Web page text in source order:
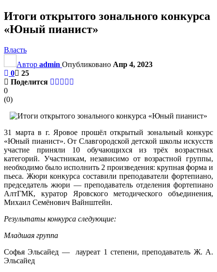
Итоги открытого зонального конкурса
«Юный пианист»
Власть
Автор admin Опубликовано Апр 4, 2023
0
25
Поделится
0
(0)
31 марта в г. Яровое прошёл открытый зональный конкурс
«Юный пианист». От Славгородской детской школы искусств
участие приняли 10 обучающихся из трёх возрастных
категорий. Участникам, независимо от возрастной группы,
необходимо было исполнить 2 произведения: крупная форма и
пьеса. Жюри конкурса составили преподаватели фортепиано,
председатель жюри — преподаватель отделения фортепиано
АлтГМК, куратор Яровского методического объединения,
Михаил Семёнович Вайнштейн.
Результаты конкурса следующие:
Младшая группа
Софья Эльсайед — лауреат 1 степени, преподаватель Ж. А.
Эльсайед